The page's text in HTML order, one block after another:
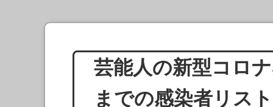
芸能人の新型コロ
までの感染者リス